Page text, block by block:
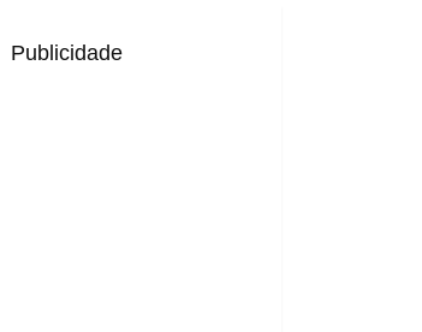
Publicidade